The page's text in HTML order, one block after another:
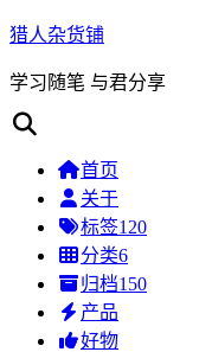
猎人杂货铺
学习随笔 与君分享
首页
关于
标签120
分类6
归档150
产品
好物